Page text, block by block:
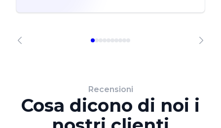
Recensioni
Cosa dicono di noi i